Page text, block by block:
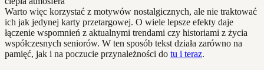
Warto więc korzystać z motywów nostalgicznych, ale nie traktować
ich jak jedynej karty przetargowej. O wiele lepsze efekty daje
łączenie wspomnień z aktualnymi trendami czy historiami z życia
współczesnych seniorów. W ten sposób tekst działa zarówno na
pamięć, jak i na poczucie przynależności do tu i teraz.